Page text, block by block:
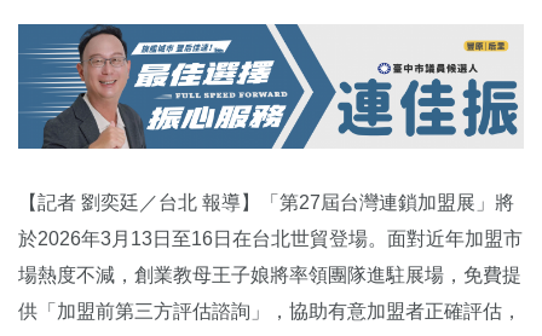
【記者 劉奕廷／台北 報導】「第27屆台灣連鎖加盟展」將
於2026年3月13日至16日在台北世貿登場。面對近年加盟市
場熱度不減，創業教母王子娘將率領團隊進駐展場，免費提
供「加盟前第三方評估諮詢」，協助有意加盟者正確評估，